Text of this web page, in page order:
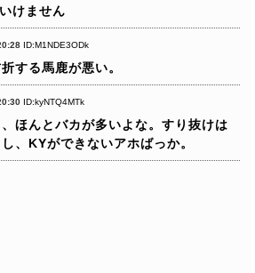
けません
ID:M1NDE3ODk
する馬鹿が悪い。
ID:kyNTQ4MTk
ほんとバカが多いよな。すり抜けは
、KYができないアホばっか。